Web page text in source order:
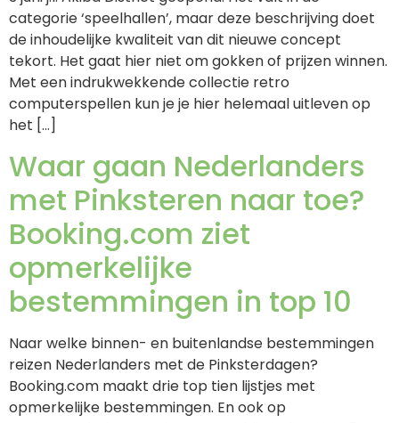
categorie ‘speelhallen’, maar deze beschrijving doet
de inhoudelijke kwaliteit van dit nieuwe concept
tekort. Het gaat hier niet om gokken of prijzen winnen.
Met een indrukwekkende collectie retro
computerspellen kun je je hier helemaal uitleven op
het […]
Waar gaan Nederlanders
met Pinksteren naar toe?
Booking.com ziet
opmerkelijke
bestemmingen in top 10
Naar welke binnen- en buitenlandse bestemmingen
reizen Nederlanders met de Pinksterdagen?
Booking.com maakt drie top tien lijstjes met
opmerkelijke bestemmingen. En ook op